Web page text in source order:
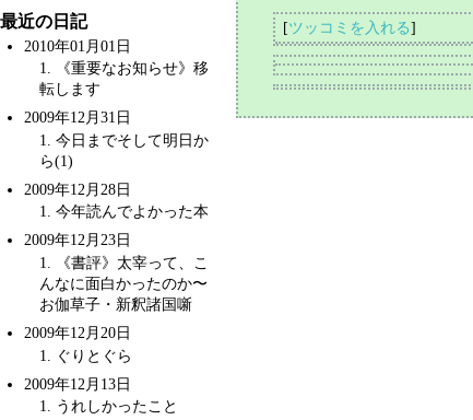
[ツッコミを入れる]
最近の日記
2010年01月01日
1
. 《重要なお知らせ》移
転します
2009年12月31日
1
. 今日までそして明日か
ら(1)
2009年12月28日
1. 今年読んでよかった本
2009年12月23日
1
. 《書評》太宰って、こ
んなに面白かったのか〜
お伽草子・新釈諸国噺
2009年12月20日
1
. ぐりとぐら
2009年12月13日
1
. うれしかったこと